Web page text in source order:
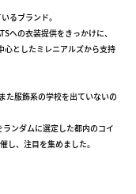
るブランド。
への衣装提供をきっかけに、
心としたミレニアルズから支持
た服飾系の学校を出ていないの
ンダムに選定した都内のコイ
し、注目を集めました。